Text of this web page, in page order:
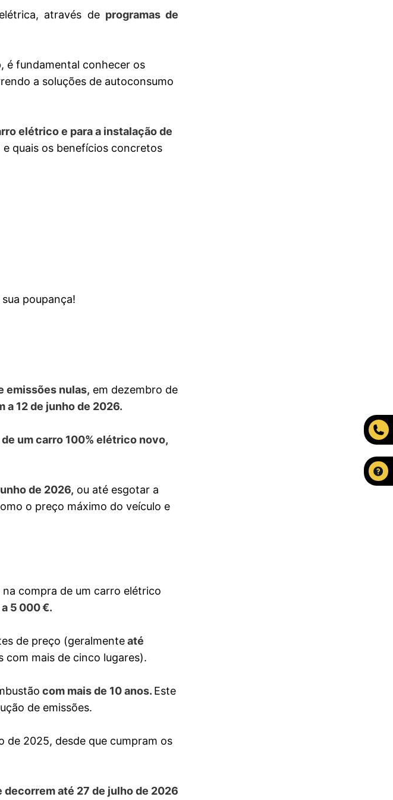
através de programas de
, é fundamental conhecer os
a soluções de autoconsumo
elétrico e para a instalação de
quais os benefícios concretos
poupança!
emissões nulas, em dezembro de
a 12 de junho de 2026.
um carro 100% elétrico novo,
de 2026, ou até esgotar a
o preço máximo do veículo e
na compra de um carro elétrico
5 000 €.
de preço (geralmenteaté
com mais de cinco lugares).
com mais de 10 anos. Este
de emissões.
de 2025, desde que cumpram os
decorrem até 27 de julho de 2026